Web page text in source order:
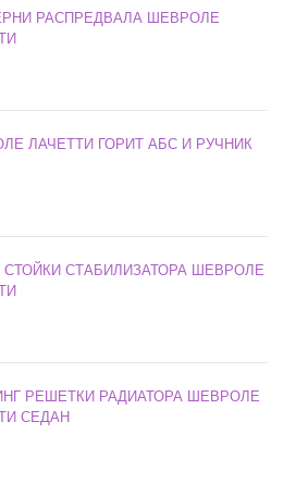
РАСПРЕДВАЛА ШЕВРОЛЕ
ЛАЧЕТТИ ГОРИТ АБС И РУЧНИК
СТОЙКИ СТАБИЛИЗАТОРА ШЕВРОЛЕ
РЕШЕТКИ РАДИАТОРА ШЕВРОЛЕ
СЕДАН